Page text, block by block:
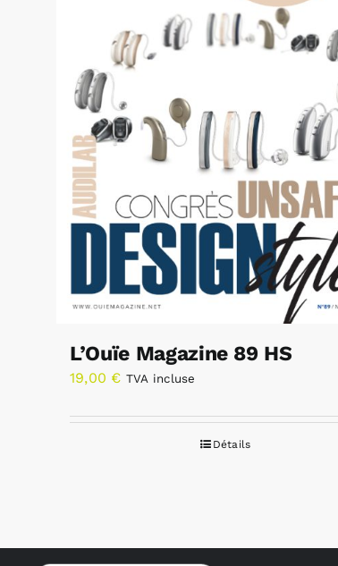
L’Ouïe Magazine 89 HS
19,00 € TVA incluse
Détails